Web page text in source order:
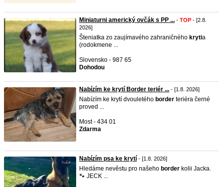
Miniaturni americký ovčák s PP ... - TOP - [2.8.
2026]
Šteniatka zo zaujímavého zahraničného krytia
(rodokmene ...
Slovensko - 987 65
Dohodou
Nabízím ke krytí Border teriér ... - [1.8. 2026]
Nabízím ke krytí dvouletého border teriéra černé
proved ...
Most - 434 01
Zdarma
Nabízím psa ke krytí - [1.8. 2026]
Hledáme nevěstu pro našeho border kolii Jacka.
🐾 JECK ...